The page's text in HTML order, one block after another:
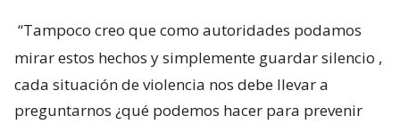
“Tampoco creo que como autoridades podamos
mirar estos hechos y simplemente guardar silencio ,
cada situación de violencia nos debe llevar a
preguntarnos ¿qué podemos hacer para prevenir